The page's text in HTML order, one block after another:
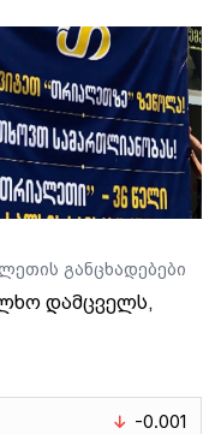
განცხადებები
დამცველს,
-0.001